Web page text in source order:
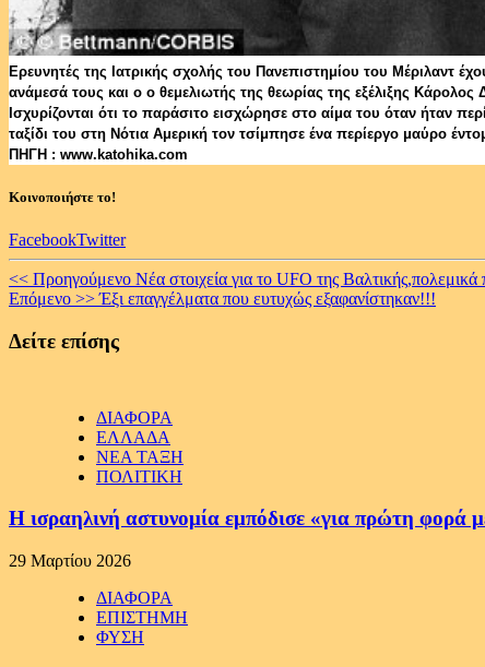
Ερευνητές της Ιατρικής σχολής του Πανεπιστημίου του Μέριλαντ
ανάμεσά τους και ο ο θεμελιωτής της θεωρίας της εξέλιξης Κάρολος
Ισχυρίζονται ότι το παράσιτο εισχώρησε στο αίμα του όταν ήταν
ταξίδι του στη Νότια Αμερική τον τσίμπησε ένα περίεργο μαύρο
ΠΗΓΗ : www.katohika.com
Κοινοποιήστε το!
FacebookTwitter
Continue
Reading
<< Προηγούμενο Νέα στοιχεία για το UFO της Βαλτικής,πολεμικά
Επόμενο >>Έξι επαγγέλματα που ευτυχώς εξαφανίστηκαν!!!
Δείτε επίσης
ΔΙΑΦΟΡΑ
ΕΛΛΑΔΑ
ΝΕΑ ΤΑΞΗ
ΠΟΛΙΤΙΚΗ
Η ισραηλινή αστυνομία εμπόδισε «για πρώτη φορά
29 Μαρτίου 2026
ΔΙΑΦΟΡΑ
ΕΠΙΣΤΗΜΗ
ΦΥΣΗ